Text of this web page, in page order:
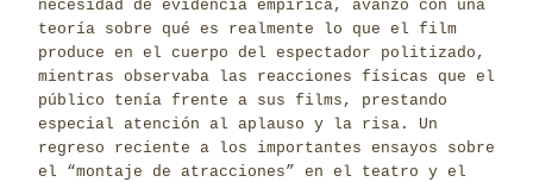
necesidad de evidencia empírica, avanzó con una
teoría sobre qué es realmente lo que el film
produce en el cuerpo del espectador politizado,
mientras observaba las reacciones físicas que el
público tenía frente a sus films, prestando
especial atención al aplauso y la risa. Un
regreso reciente a los importantes ensayos sobre
el “montaje de atracciones” en el teatro y el